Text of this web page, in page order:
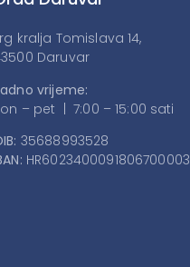
kralja Tomislava 14,
Daruvar
vrijeme:
– pet | 7:00 – 15:00 sati
35688993528
HR6023400091806700003